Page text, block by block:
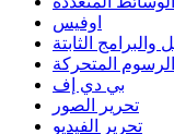
اوفيس
والبرامج الثابتة
المتحركة
بي دي إف
تحرير الصور
تحرير الفيديو